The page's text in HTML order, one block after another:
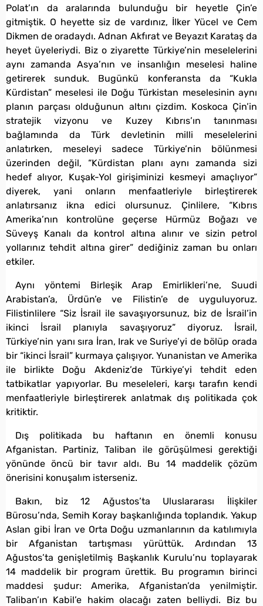
Polat’ın da aralarında bulunduğu bir heyetle Çin’e
gitmiştik. O heyette siz de vardınız, İlker Yücel ve Cem
Dikmen de oradaydı. Adnan Akfırat ve Beyazıt Karataş da
heyet üyeleriydi. Biz o ziyarette Türkiye’nin meselelerini
aynı zamanda Asya’nın ve insanlığın meselesi haline
getirerek sunduk. Bugünkü konferansta da “Kukla
Kürdistan” meselesi ile Doğu Türkistan meselesinin aynı
planın parçası olduğunun altını çizdim. Koskoca Çin’in
stratejik vizyonu ve Kuzey Kıbrıs’ın tanınması
bağlamında da Türk devletinin milli meselelerini
anlatırken, meseleyi sadece Türkiye’nin bölünmesi
üzerinden değil, “Kürdistan planı aynı zamanda sizi
hedef alıyor, Kuşak-Yol girişiminizi kesmeyi amaçlıyor”
diyerek, yani onların menfaatleriyle birleştirerek
anlatırsanız ikna edici olursunuz. Çinlilere, “Kıbrıs
Amerika’nın kontrolüne geçerse Hürmüz Boğazı ve
Süveyş Kanalı da kontrol altına alınır ve sizin petrol
yollarınız tehdit altına girer” dediğiniz zaman bu onları
etkiler.
Aynı yöntemi Birleşik Arap Emirlikleri’ne, Suudi
Arabistan’a, Ürdün’e ve Filistin’e de uyguluyoruz.
Filistinlilere “Siz İsrail ile savaşıyorsunuz, biz de İsrail’in
ikinci İsrail planıyla savaşıyoruz” diyoruz. İsrail,
Türkiye’nin yanı sıra İran, Irak ve Suriye’yi de bölüp orada
bir “ikinci İsrail” kurmaya çalışıyor. Yunanistan ve Amerika
ile birlikte Doğu Akdeniz’de Türkiye’yi tehdit eden
tatbikatlar yapıyorlar. Bu meseleleri, karşı tarafın kendi
menfaatleriyle birleştirerek anlatmak dış politikada çok
kritiktir.
Dış politikada bu haftanın en önemli konusu
Afganistan. Partiniz, Taliban ile görüşülmesi gerektiği
yönünde öncü bir tavır aldı. Bu 14 maddelik çözüm
önerisini konuşalım isterseniz.
Bakın, biz 12 Ağustos’ta Uluslararası İlişkiler
Bürosu’nda, Semih Koray başkanlığında toplandık. Yakup
Aslan gibi İran ve Orta Doğu uzmanlarının da katılımıyla
bir Afganistan tartışması yürüttük. Ardından 13
Ağustos’ta genişletilmiş Başkanlık Kurulu’nu toplayarak
14 maddelik bir program ürettik. Bu programın birinci
maddesi şudur: Amerika, Afganistan’da yenilmiştir.
Taliban’ın Kabil’e hakim olacağı zaten belliydi. Biz bu